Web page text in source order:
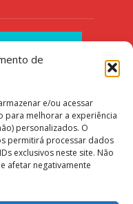
de
e/ou acessar
para melhorar a experiência
personalizados. O
permitirá processar dados
exclusivos neste site. Não
afetar negativamente